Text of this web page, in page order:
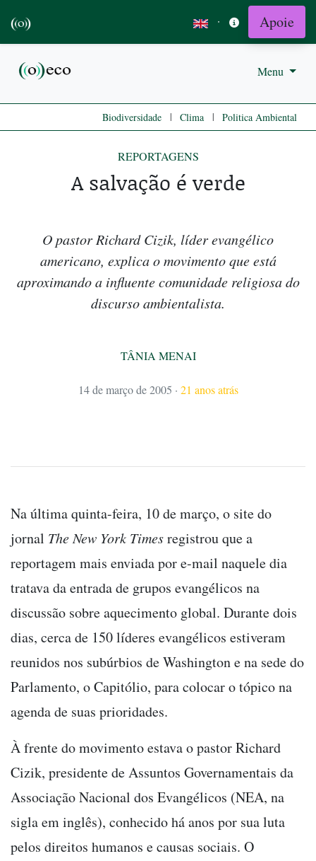
· Apoie
Menu
Biodiversidade | Clima | Politica Ambiental
REPORTAGENS
A salvação é verde
O pastor Richard Cizik, líder evangélico
americano, explica o movimento que está
aproximando a influente comunidade religiosa do
discurso ambientalista.
TÂNIA MENAI
14 de março de 2005 · 21 anos atrás
Na última quinta-feira, 10 de março, o site do
jornal The New York Timesregistrou que a
reportagem mais enviada por e-mail naquele dia
tratava da entrada de grupos evangélicos na
discussão sobre aquecimento global. Durante dois
dias, cerca de 150 líderes evangélicos estiveram
reunidos nos subúrbios de Washington e na sede do
Parlamento, o Capitólio, para colocar o tópico na
agenda de suas prioridades.
À frente do movimento estava o pastor Richard
Cizik, presidente de Assuntos Governamentais da
Associação Nacional dos Evangélicos (NEA, na
sigla em inglês), conhecido há anos por sua luta
pelos direitos humanos e causas sociais. O